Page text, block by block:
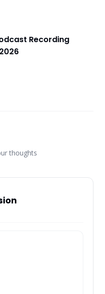
Recording
thoughts